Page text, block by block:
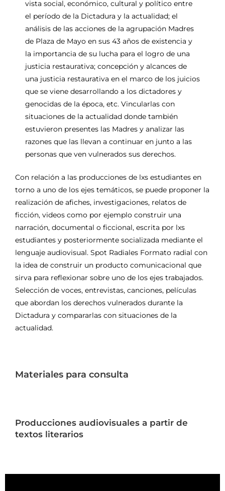
vista social, económico, cultural y político entre
el período de la Dictadura y la actualidad; el
análisis de las acciones de la agrupación Madres
de Plaza de Mayo en sus 43 años de existencia y
la importancia de su lucha para el logro de una
justicia restaurativa; concepción y alcances de
una justicia restaurativa en el marco de los juicios
que se viene desarrollando a los dictadores y
genocidas de la época, etc. Vincularlas con
situaciones de la actualidad donde también
estuvieron presentes las Madres y analizar las
razones que las llevan a continuar en junto a las
personas que ven vulnerados sus derechos.
Con relación a las producciones de lxs estudiantes en
torno a uno de los ejes temáticos, se puede proponer la
realización de afiches, investigaciones, relatos de
ficción, videos como por ejemplo construir una
narración, documental o ficcional, escrita por lxs
estudiantes y posteriormente socializada mediante el
lenguaje audiovisual. Spot Radiales Formato radial con
la idea de construir un producto comunicacional que
sirva para reflexionar sobre uno de los ejes trabajados.
Selección de voces, entrevistas, canciones, películas
que abordan los derechos vulnerados durante la
Dictadura y compararlas con situaciones de la
actualidad.
Materiales para consulta
Producciones audiovisuales a partir de
textos literarios